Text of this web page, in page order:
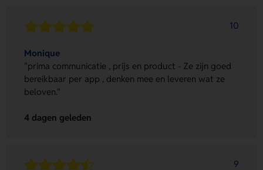
10
Monique
"prima communicatie , prijs en product - Ze zijn goed
bereikbaar per app , denken mee en leveren wat ze
beloven."
4 dagen geleden
9